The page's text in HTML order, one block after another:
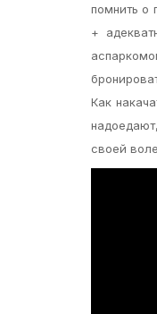
помнить о
+
Как
своей